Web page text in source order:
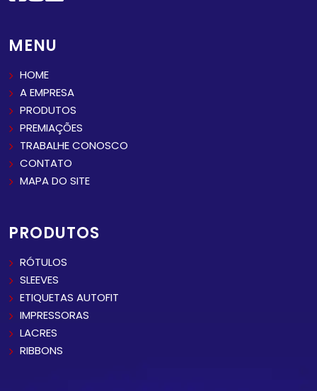
MENU
HOME
A EMPRESA
PRODUTOS
PREMIAÇÕES
TRABALHE CONOSCO
CONTATO
MAPA DO SITE
PRODUTOS
RÓTULOS
SLEEVES
ETIQUETAS AUTOFIT
IMPRESSORAS
LACRES
RIBBONS